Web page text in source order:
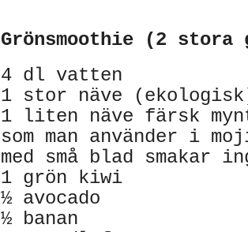
Grönsmoothie (2
4 dl vatten
1 stor näve
1 liten näve färsk
som man använder i
med små blad smakar
1 grön kiwi
½ avocado
½ banan